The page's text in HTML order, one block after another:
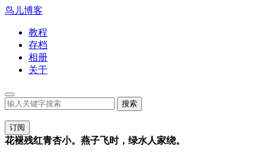
鸟儿博客
教程
存档
相册
关于
订阅
花褪残红青杏小。燕子飞时，绿水人家绕。